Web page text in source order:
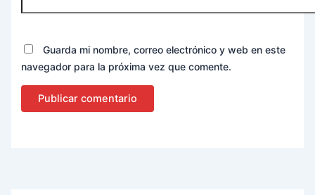
Guarda mi nombre, correo electrónico y web en este
navegador para la próxima vez que comente.